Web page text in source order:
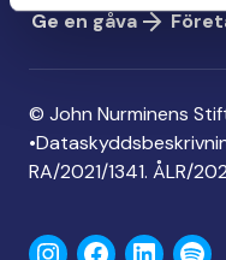
Ge en gåva
© John Nurminens
•
RA/2021/1341. ÅLR/